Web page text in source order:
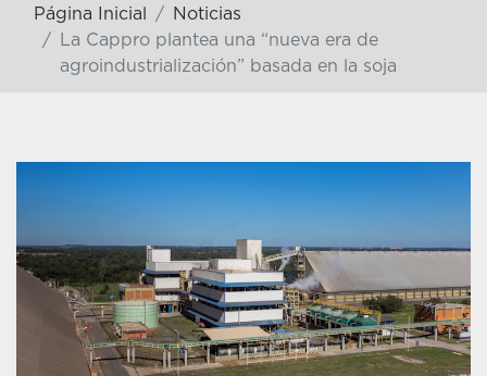
Página Inicial
Noticias
La Cappro plantea una “nueva era de
agroindustrialización” basada en la soja